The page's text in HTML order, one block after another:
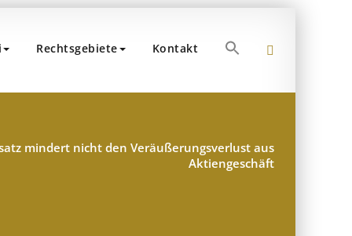
Rechtsgebiete Kontakt Search
for:
mindert nicht den Veräußerungsverlust aus
Aktiengeschäft